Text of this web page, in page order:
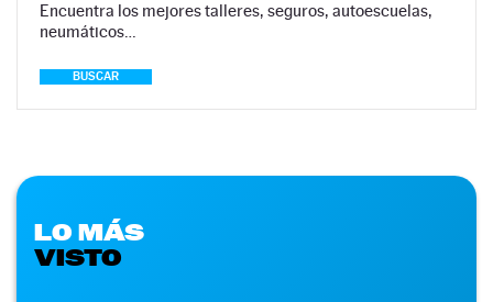
Encuentra los mejores talleres, seguros, autoescuelas,
neumáticos…
BUSCAR
LO MÁS
VISTO